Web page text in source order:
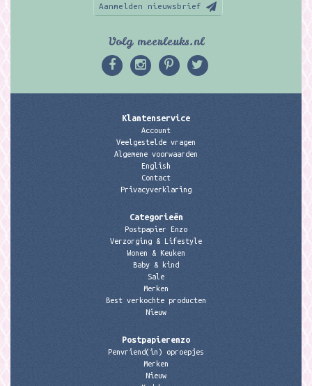
Aanmelden nieuwsbrief
Volg meerleuks.nl
Klantenservice
Account
Veelgestelde vragen
Algemene voorwaarden
English
Contact
Privacyverklaring
Categorieën
Postpapier Enzo
Verzorging & Lifestyle
Wonen & Keuken
Baby & kind
Sale
Merken
Best verkochte producten
Nieuw
Postpapierenzo
Penvriend(in) oproepjes
Merken
Nieuw